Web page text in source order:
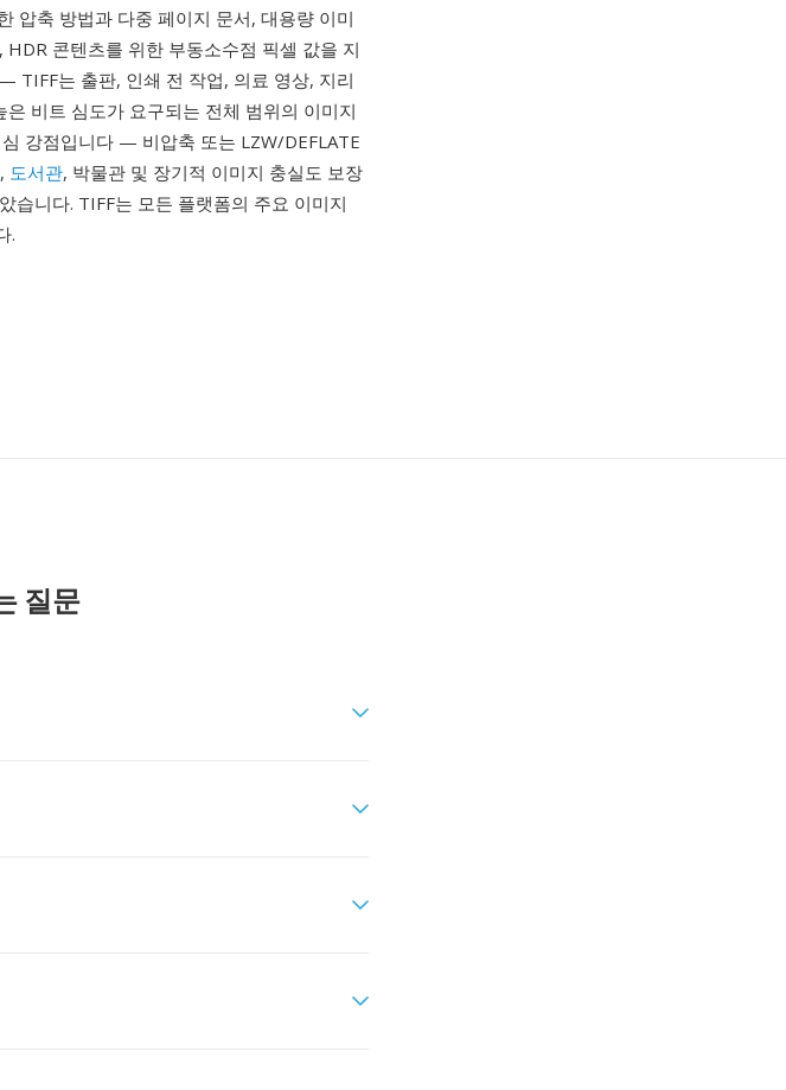
압축 방법과 다중 페이지 문서, 대용량 이미
콘텐츠를 위한 부동소수점 픽셀 값을 지
TIFF는 출판, 인쇄 전 작업, 의료 영상, 지리
비트 심도가 요구되는 전체 범위의 이미지
강점입니다 — 비압축 또는 LZW/DEFLATE
도서관, 박물관 및 장기적 이미지 충실도 보장
습니다. TIFF는 모든 플랫폼의 주요 이미지
.
질문